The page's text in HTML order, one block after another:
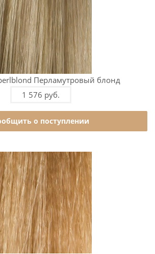
Перламутровый блонд
1 576 руб.
о поступлении